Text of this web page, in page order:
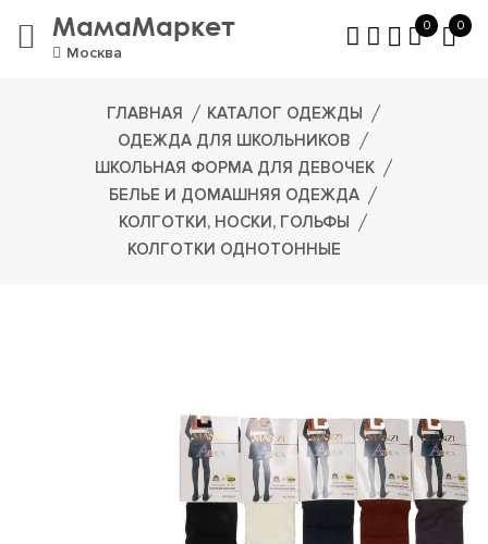
МамаМаркет
Москва
0 0
ГЛАВНАЯ
КАТАЛОГ ОДЕЖДЫ
ОДЕЖДА ДЛЯ ШКОЛЬНИКОВ
ШКОЛЬНАЯ ФОРМА ДЛЯ ДЕВОЧЕК
БЕЛЬЕ И ДОМАШНЯЯ ОДЕЖДА
КОЛГОТКИ, НОСКИ, ГОЛЬФЫ
КОЛГОТКИ ОДНОТОННЫЕ